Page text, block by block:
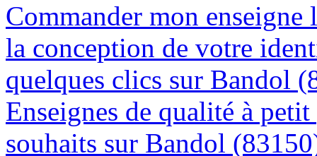
Commander mon
la conception de votre
quelques clics sur Bandol
Enseignes de qualité à
souhaits sur Bandol